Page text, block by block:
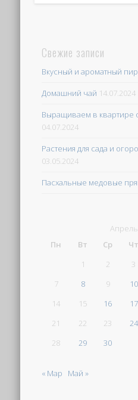
Свежие записи
Вкусный и ароматный
Домашний чай 14.07.2024
Выращиваем в квартире
04.07.2024
Растения для сада и
03.05.2024
Пасхальные медовые
Пн
Вт Ср Чт
1
2 3
7
8 9 10
14
15 16 17
21
22 23 24
28
29 30
« Мар Май »